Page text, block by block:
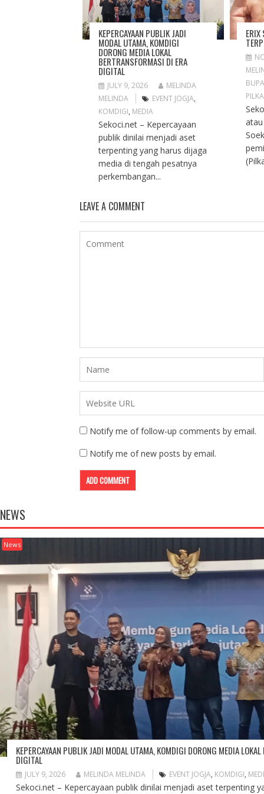
KEPERCAYAAN PUBLIK JADI
MODAL UTAMA, KOMDIGI
DORONG MEDIA LOKAL
BERTRANSFORMASI DI ERA
DIGITAL
JULY 9, 2026
MELINDA
MELINDA
EVENT JOGJA,
KOMDIGI, MEDIA
Sekoci.net – Kepercayaan
publik dinilai menjadi aset
terpenting yang harus dijaga
media di tengah pesatnya
perkembangan...
LEAVE A COMMENT
Notify me of follow-up comments by email.
Notify me of new posts by email.
NEWS
News
KEPERCAYAAN PUBLIK JADI MODAL UTAMA, KOMDIGI DORONG MEDIA
DIGITAL
JULY 9, 2026 MELINDA MELINDA EVENT JOGJA, KOMDIGI,
Sekoci.net – Kepercayaan publik dinilai menjadi aset terpenting